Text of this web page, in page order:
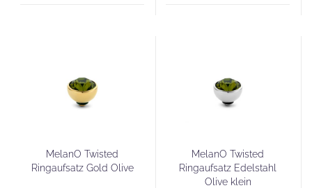
MelanO Twisted
Ringaufsatz Gold Olive
MelanO Twisted
Ringaufsatz Edelstahl
Olive klein